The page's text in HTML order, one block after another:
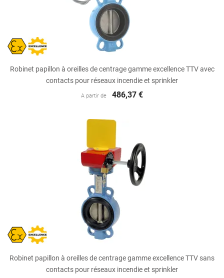
Robinet papillon à oreilles de centrage gamme excellence TTV avec
contacts pour réseaux incendie et sprinkler
A partir de 486,37 €
Robinet papillon à oreilles de centrage gamme excellence TTV sans
contacts pour réseaux incendie et sprinkler